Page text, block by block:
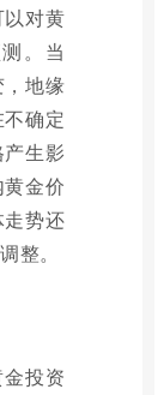
对黄
。当
地缘
确定
生影
金价
势还
整。
投资